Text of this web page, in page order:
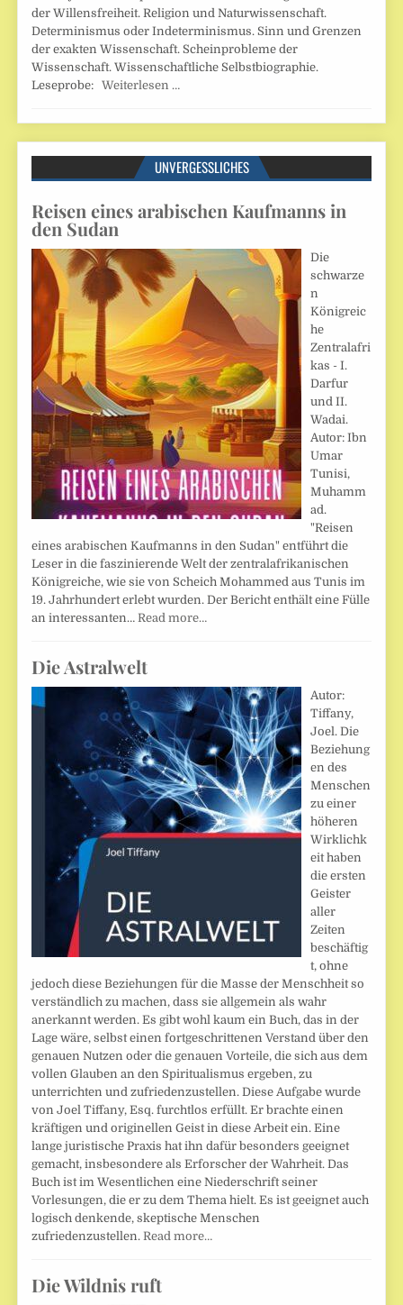
der Willensfreiheit. Religion und Naturwissenschaft.
Determinismus oder Indeterminismus. Sinn und Grenzen
der exakten Wissenschaft. Scheinprobleme der
Wissenschaft. Wissenschaftliche Selbstbiographie.
Leseprobe:Weiterlesen …
UNVERGESSLICHES
Reisen eines arabischen Kaufmanns in
den Sudan
Die
schwarze
n
Königreic
he
Zentralafri
kas - I.
Darfur
und II.
Wadai.
Autor: Ibn
Umar
Tunisi,
Muhamm
ad.
"Reisen
eines arabischen Kaufmanns in den Sudan" entführt die
Leser in die faszinierende Welt der zentralafrikanischen
Königreiche, wie sie von Scheich Mohammed aus Tunis im
19. Jahrhundert erlebt wurden. Der Bericht enthält eine Fülle
an interessanten… Read more…
Die Astralwelt
Autor:
Tiffany,
Joel. Die
Beziehung
en des
Menschen
zu einer
höheren
Wirklichk
eit haben
die ersten
Geister
aller
Zeiten
beschäftig
t, ohne
jedoch diese Beziehungen für die Masse der Menschheit so
verständlich zu machen, dass sie allgemein als wahr
anerkannt werden. Es gibt wohl kaum ein Buch, das in der
Lage wäre, selbst einen fortgeschrittenen Verstand über den
genauen Nutzen oder die genauen Vorteile, die sich aus dem
vollen Glauben an den Spiritualismus ergeben, zu
unterrichten und zufriedenzustellen. Diese Aufgabe wurde
von Joel Tiffany, Esq. furchtlos erfüllt. Er brachte einen
kräftigen und originellen Geist in diese Arbeit ein. Eine
lange juristische Praxis hat ihn dafür besonders geeignet
gemacht, insbesondere als Erforscher der Wahrheit. Das
Buch ist im Wesentlichen eine Niederschrift seiner
Vorlesungen, die er zu dem Thema hielt. Es ist geeignet auch
logisch denkende, skeptische Menschen
zufriedenzustellen. Read more…
Die Wildnis ruft